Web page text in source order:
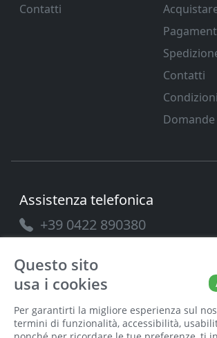
Contatti
Contatti
Assistenza telefonica
+39 0422 890380
Questo sito
usa i cookies
Per garantirti la migliore esperienza sul
termini di funzionalità, accessibilità,